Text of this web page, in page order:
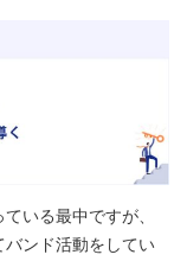
いる最中ですが、
ンド活動をしてい